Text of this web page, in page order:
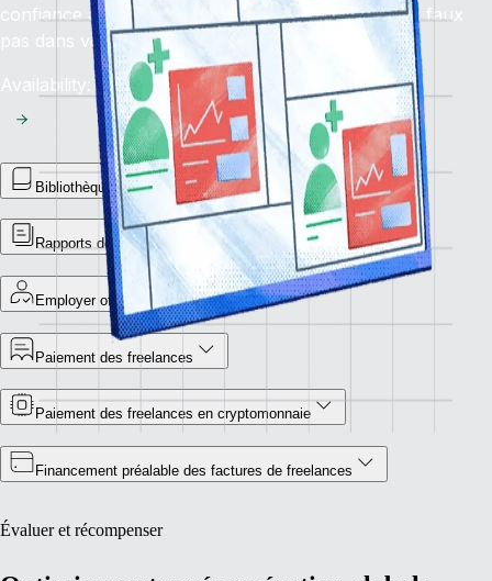
confiance à notre solution de paie pour éviter tout faux
pas dans vos opérations financières mondiales.
Availability: En cours
Bibliothèque de rapports
Rapports de paiements statutaires
Employer of record
Paiement des freelances
Paiement des freelances en cryptomonnaie
Financement préalable des factures de freelances
Évaluer et récompenser